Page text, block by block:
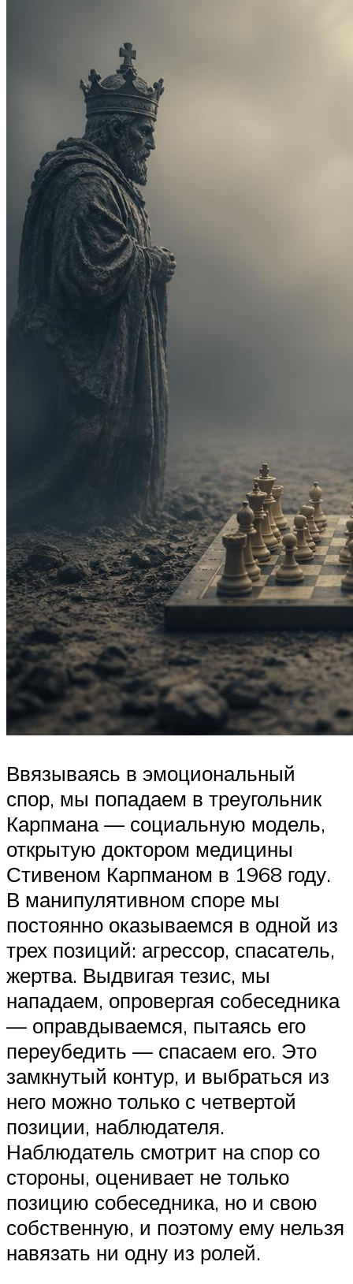
Ввязываясь в эмоциональный
спор, мы попадаем в треугольник
Карпмана — социальную модель,
открытую доктором медицины
Стивеном Карпманом в 1968 году.
В манипулятивном споре мы
постоянно оказываемся в одной из
трех позиций: агрессор, спасатель,
жертва. Выдвигая тезис, мы
нападаем, опровергая собеседника
— оправдываемся, пытаясь его
переубедить — спасаем его. Это
замкнутый контур, и выбраться из
него можно только с четвертой
позиции, наблюдателя.
Наблюдатель смотрит на спор со
стороны, оценивает не только
позицию собеседника, но и свою
собственную, и поэтому ему нельзя
навязать ни одну из ролей.